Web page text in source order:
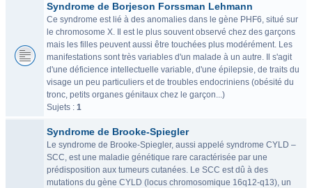
Syndrome de Borjeson Forssman Lehmann
Ce syndrome est lié à des anomalies dans le gène PHF6, situé sur
le chromosome X. Il est le plus souvent observé chez des garçons
mais les filles peuvent aussi être touchées plus modérément. Les
manifestations sont très variables d'un malade à un autre. Il s'agit
d'une déficience intellectuelle variable, d'une épilepsie, de traits du
visage un peu particuliers et de troubles endocriniens (obésité du
tronc, petits organes génitaux chez le garçon...)
Sujets : 1
Syndrome de Brooke-Spiegler
Le syndrome de Brooke-Spiegler, aussi appelé syndrome CYLD –
SCC, est une maladie génétique rare caractérisée par une
prédisposition aux tumeurs cutanées. Le SCC est dû à des
mutations du gène CYLD (locus chromosomique 16q12-q13), un